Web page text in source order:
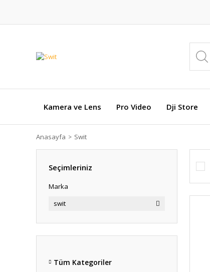
Kamera ve Lens Pro Video Dji Store
Anasayfa Swit
Seçimleriniz
Marka
swit
Tüm Kategoriler